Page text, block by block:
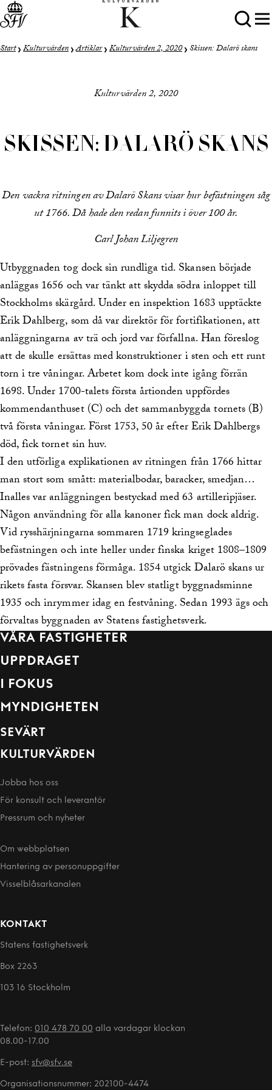
Start Kulturvärden Artiklar Kulturvärden 2, 2020 Skissen: Dalarö skans
Kulturvärden 2, 2020
SKISSEN: DALARÖ SKANS
Den vackra ritningen av Dalarö Skans visar hur befästningen såg
ut 1766. Då hade den redan funnits i över 100 år.
Carl Johan Liljegren
Utbyggnaden tog dock sin rundliga tid. Skansen började
anläggas 1656 och var tänkt att skydda södra inloppet till
Stockholms skärgård. Under en inspektion 1683 upptäckte
Erik Dahlberg, som då var direktör för fortifikationen, att
anläggningarna av trä och jord var förfallna. Han föreslog
att de skulle ersättas med konstruktioner i sten och ett runt
torn i tre våningar. Arbetet kom dock inte igång förrän
1698. Under 1700-talets första årtionden uppfördes
kommendanthuset (C) och det sammanbyggda tornets (B)
två första våningar. Först 1753, 50 år efter Erik Dahlbergs
död, fick tornet sin huv.
I den utförliga explikationen av ritningen från 1766 hittar
man stort som smått: materialbodar, baracker, smedjan…
Inalles var anläggningen bestyckad med 63 artilleripjäser.
Någon användning för alla kanoner fick man dock aldrig.
Vid rysshärjningarna sommaren 1719 kringseglades
befästningen och inte heller under finska kriget 1808–1809
prövades fästningens förmåga. 1854 utgick Dalarö skans ur
rikets fasta försvar. Skansen blev statligt byggnadsminne
1935 och inrymmer idag en festvåning. Sedan 1993 ägs och
förvaltas byggnaden av Statens fastighetsverk.
VÅRA FASTIGHETER
UPPDRAGET
I FOKUS
MYNDIGHETEN
SEVÄRT
KULTURVÄRDEN
Jobba hos oss
För konsult och leverantör
Pressrum och nyheter
Om webbplatsen
Hantering av person­uppgifter
Visselblåsarkanalen
KONTAKT
Statens fastighetsverk
Box 2263
103 16 Stockholm
Telefon: 010 478 70 00 alla vardagar klockan
08.00-17.00
E-post: sfv@sfv.se
Organisationsnummer: 202100-4474